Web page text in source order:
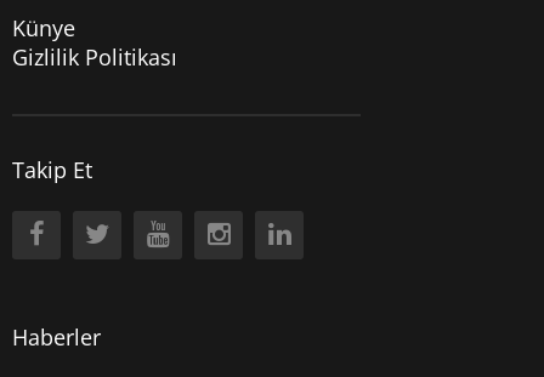
Künye
Gizlilik Politikası
Takip Et
Haberler